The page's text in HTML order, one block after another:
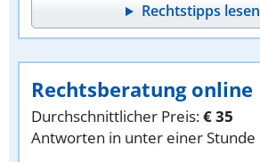
Rechtstipps lesen
Rechtsberatung online
Durchschnittlicher Preis:€ 35
Antworten in unter einer Stunde